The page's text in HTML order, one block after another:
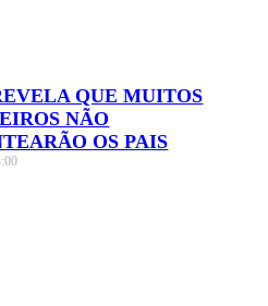
QUE MUITOS
NÃO
OS PAIS